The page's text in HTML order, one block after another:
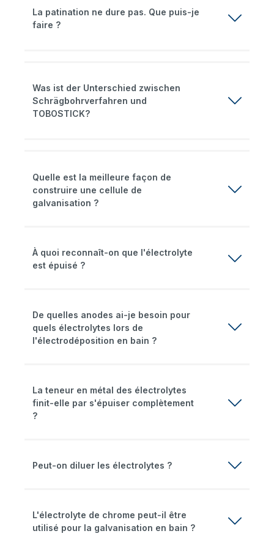
La patination ne dure pas. Que puis-je
faire ?
Was ist der Unterschied zwischen
Schrägbohrverfahren und
TOBOSTICK?
Quelle est la meilleure façon de
construire une cellule de
galvanisation ?
À quoi reconnaît-on que l'électrolyte
est épuisé ?
De quelles anodes ai-je besoin pour
quels électrolytes lors de
l'électrodéposition en bain ?
La teneur en métal des électrolytes
finit-elle par s'épuiser complètement
?
Peut-on diluer les électrolytes ?
L'électrolyte de chrome peut-il être
utilisé pour la galvanisation en bain ?